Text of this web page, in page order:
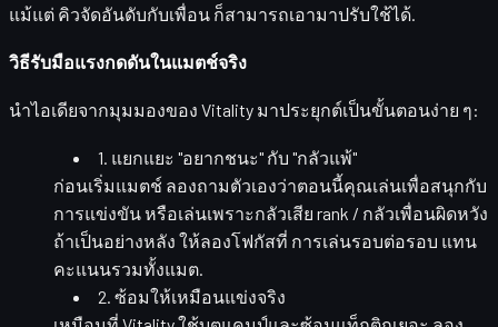
แม้แต่ คิวจัดอันดับกับเพื่อน ก็สามารถเอามาปรับใช้ได้.
วิธีรับมือแรงกดดันในแมตช์จริง
นำไอเดียจากมุมมองของ Vitality มาประยุกต์เป็นขั้นตอนง่าย ๆ:
1. แยกแยะ "อยากชนะ" กับ "กลัวแพ้"
ก่อนเริ่มแมตช์ ลองถามตัวเองว่าตอนนี้คุณเล่นเพื่อสนุกกับ
การแข่งขัน หรือเล่นเพราะกลัวเสีย rank / กลัวเพื่อนผิดหวัง
ถ้าเป็นอย่างหลัง ให้ลองโฟกัสที่ การเล่นรอบต่อรอบ แทน
คะแนนรวมทั้งแมต.
2. ซ้อมให้เหมือนแข่งจริง